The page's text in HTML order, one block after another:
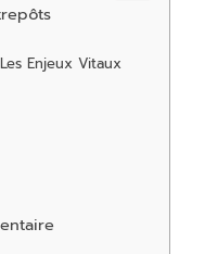
Enjeux Vitaux